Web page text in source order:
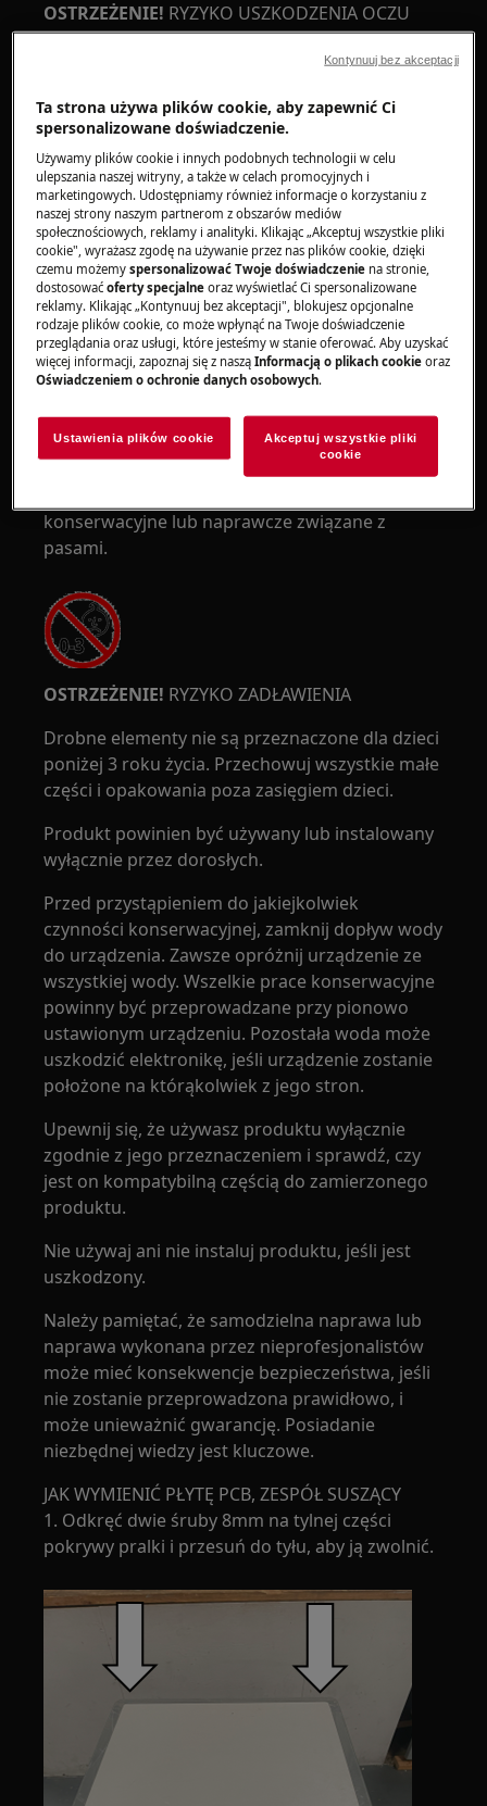
OSTRZEŻENIE! RYZYKO USZKODZENIA OCZU
Należy nosić okulary ochronne podczas
wykonywania prac konserwacyjnych lub
naprawczych związanych ze sprężynami.
OSTRZEŻENIE!RYZYKO PRZYTRAPNIĘCIA
konserwacyjne lub naprawcze związane z
pasami.
OSTRZEŻENIE! RYZYKO ZADŁAWIENIA
Drobne elementy nie są przeznaczone dla dzieci
poniżej 3 roku życia. Przechowuj wszystkie małe
części i opakowania poza zasięgiem dzieci.
Produkt powinien być używany lub instalowany
wyłącznie przez dorosłych.
Przed przystąpieniem do jakiejkolwiek
czynności konserwacyjnej, zamknij dopływ wody
do urządzenia. Zawsze opróżnij urządzenie ze
wszystkiej wody. Wszelkie prace konserwacyjne
powinny być przeprowadzane przy pionowo
ustawionym urządzeniu. Pozostała woda może
uszkodzić elektronikę, jeśli urządzenie zostanie
położone na którąkolwiek z jego stron.
Upewnij się, że używasz produktu wyłącznie
zgodnie z jego przeznaczeniem i sprawdź, czy
jest on kompatybilną częścią do zamierzonego
produktu.
Nie używaj ani nie instaluj produktu, jeśli jest
uszkodzony.
Należy pamiętać, że samodzielna naprawa lub
naprawa wykonana przez nieprofesjonalistów
może mieć konsekwencje bezpieczeństwa, jeśli
nie zostanie przeprowadzona prawidłowo, i
może unieważnić gwarancję. Posiadanie
niezbędnej wiedzy jest kluczowe.
JAK WYMIENIĆ PŁYTĘ PCB, ZESPÓŁ SUSZĄCY
1. Odkręć dwie śruby 8mm na tylnej części
pokrywy pralki i przesuń do tyłu, aby ją zwolnić.
Ta strona używa plików cookie, aby zapewnić Ci
spersonalizowane doświadczenie.
Używamy plików cookie i innych podobnych technologii w celu
ulepszania naszej witryny, a także w celach promocyjnych i
marketingowych. Udostępniamy również informacje o korzystaniu z
naszej strony naszym partnerom z obszarów mediów
społecznościowych, reklamy i analityki. Klikając „Akceptuj wszystkie pliki
cookie", wyrażasz zgodę na używanie przez nas plików cookie, dzięki
czemu możemyspersonalizować Twoje doświadczenie na stronie,
dostosowaćoferty specjalne oraz wyświetlać Ci spersonalizowane
reklamy. Klikając „Kontynuuj bez akceptacji", blokujesz opcjonalne
rodzaje plików cookie, co może wpłynąć na Twoje doświadczenie
przeglądania oraz usługi, które jesteśmy w stanie oferować. Aby uzyskać
więcej informacji, zapoznaj się z nasząInformacją o plikach cookie oraz
Oświadczeniem o ochronie danych osobowych.
Ustawienia plików cookie
Akceptuj wszystkie pliki
cookie
Kontynuuj bez akceptacji